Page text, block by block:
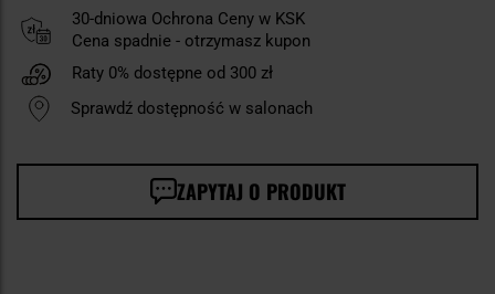
30-dniowa Ochrona Ceny w KSK
Cena spadnie - otrzymasz kupon
Raty 0% dostępne od 300 zł
Sprawdź dostępność w salonach
ZAPYTAJ O PRODUKT